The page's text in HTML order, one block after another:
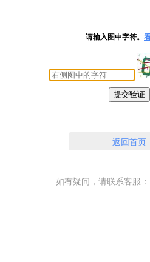
请输入图中字符。
提交验证
返回首页
如有疑问，请联系客服